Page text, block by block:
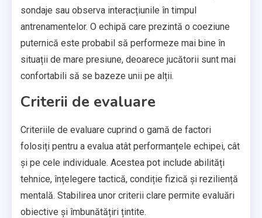
sondaje sau observa interacțiunile în timpul
antrenamentelor. O echipă care prezintă o coeziune
puternică este probabil să performeze mai bine în
situații de mare presiune, deoarece jucătorii sunt mai
confortabili să se bazeze unii pe alții.
Criterii de evaluare
Criteriile de evaluare cuprind o gamă de factori
folosiți pentru a evalua atât performanțele echipei, cât
și pe cele individuale. Acestea pot include abilități
tehnice, înțelegere tactică, condiție fizică și reziliență
mentală. Stabilirea unor criterii clare permite evaluări
obiective și îmbunătățiri țintite.